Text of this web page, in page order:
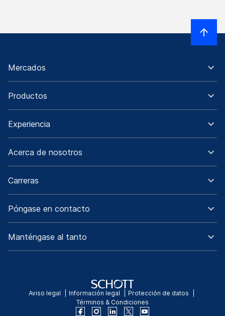
Mercados
Productos
Experiencia
Acerca de nosotros
Carreras
Póngase en contacto
Manténgase al tanto
Aviso legal Información legal
Protección de datos
Términos & Condiciones